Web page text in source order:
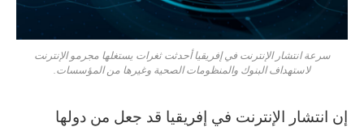
سرعة انتشار الإنترنت في إفريقيا أحدثت ثغرات يستغلها مجرمو الإنترنت
لاستهداف البنوك والمنظومات الصحية وغيرها من المؤسسات.
إن انتشار الإنترنت في إفريقيا قد جعل من دولها